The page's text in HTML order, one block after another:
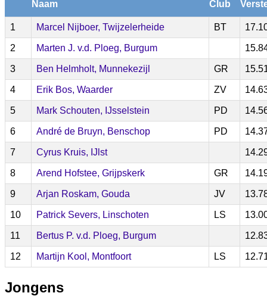
Naam Club
1 Marcel Nijboer, Twijzelerheide BT
2 Marten J. v.d. Ploeg, Burgum
3 Ben Helmholt, Munnekezijl GR
4 Erik Bos, Waarder ZV
5 Mark Schouten, IJsselstein PD
6 André de Bruyn, Benschop PD
7 Cyrus Kruis, IJlst
8 Arend Hofstee, Grijpskerk GR
9 Arjan Roskam, Gouda JV
10 Patrick Severs, Linschoten LS
11 Bertus P. v.d. Ploeg, Burgum
12 Martijn Kool, Montfoort LS
Jongens